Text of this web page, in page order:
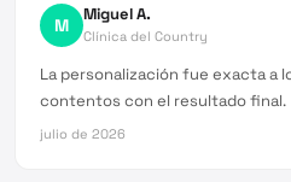
M Miguel A.
Clínica del Country
La personalización fue exacta a
contentos con el resultado final.
julio de 2026